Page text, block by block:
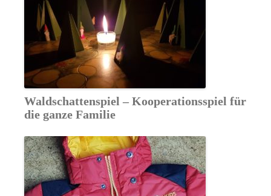
Waldschattenspiel – Kooperationsspiel für
die ganze Familie